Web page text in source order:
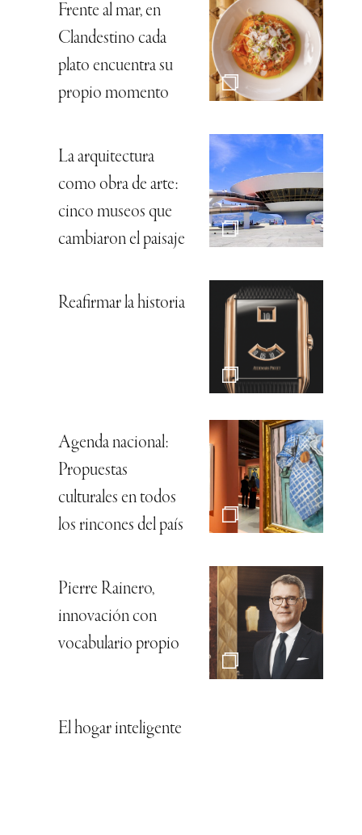
Frente al mar, en
Clandestino cada
plato encuentra su
propio momento
La arquitectura
como obra de arte:
cinco museos que
cambiaron el paisaje
Reafirmar la historia
Agenda nacional:
Propuestas
culturales en todos
los rincones del país
Pierre Rainero,
innovación con
vocabulario propio
El hogar inteligente